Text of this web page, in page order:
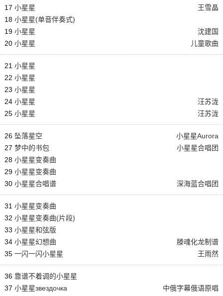
17 小星星
王雪晶
18 小星星(单音伴奏式)
19 小星星
沈建国
20 小星星 儿童歌曲
21 小星星
22 小星星
23 小星星
24 小星星
汪苏泷
25 小星星 汪苏泷
26 坠落星空
小星星Aurora
27 梦中的书包
小星星合唱团
28 小星星变奏曲
29 小星星变奏曲
30 小星星合唱谱 深海蓝合唱团
31 小星星变奏曲
32 小星星变奏曲(片段)
33 小星星和弦版
34 小星星幻想曲
滕魂化龙制谱
35 一闪一闪小星星 王雨然
36 靠谱不着调的小星星
37 小星星звездочка
中俄字幕俄语原唱